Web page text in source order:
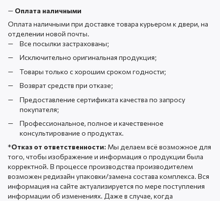
— Оплата наличными
Оплата наличными при доставке товара курьером к двери, на
отделении новой почты.
Все посылки застрахованы;
Исключительно оригинальная продукция;
Товары только с хорошим сроком годности;
Возврат средств при отказе;
Предоставление сертификата качества по запросу
покупателя;
Профессиональное, полное и качественное
консультирование о продуктах.
*Отказ от ответственности: Мы делаем всё возможное для
того, чтобы изображение и информация о продукции была
корректной. В процессе производства производителем
возможен редизайн упаковки/замена состава комплекса. Вся
информация на сайте актуализируется по мере поступления
информации об изменениях. Даже в случае, когда